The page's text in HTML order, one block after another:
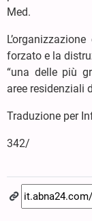
Med.
forzato e la
“una delle più
aree residenziali
Traduzione per
342/